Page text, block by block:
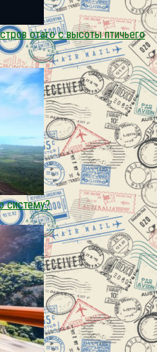
отаго с высоты птичьего
систему?